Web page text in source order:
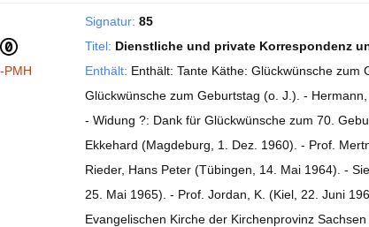
PMH
Signatur: 85
Titel: Dienstliche und private Korrespondenz
Enthält: Enthält: Tante Käthe: Glückwünsche
Glückwünsche zum Geburtstag (o. J.). -
- Widung ?: Dank für Glückwünsche zum 70.
Ekkehard (Magdeburg, 1. Dez. 1960). - Prof.
Rieder, Hans Peter (Tübingen, 14. Mai 1964). -
25. Mai 1965). - Prof. Jordan, K. (Kiel, 22. Juni
Evangelischen Kirche der Kirchenprovinz